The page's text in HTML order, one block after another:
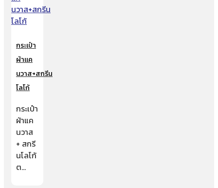
กระเป๋า
ผ้าแค
นวาส+สกรีน
โลโก้
กระเป๋า
ผ้าแค
นวาส
+ สกรี
นโลโก้
ต…